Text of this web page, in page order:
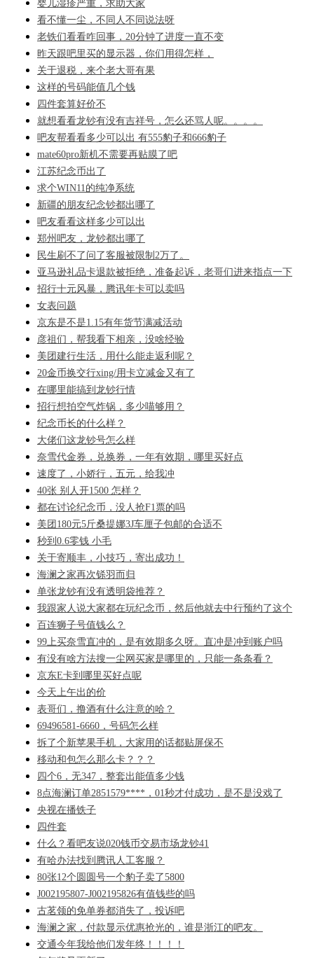
婴儿湿疹严重，求助大家
看不懂一尘，不同人不同说法呀
老铁们看看咋回事，20分钟了进度一直不变
昨天跟吧里买的显示器，你们用得怎样，
关于退税，来个老大哥有果
这样的号码能值几个钱
四件套算好价不
就想看看龙钞有没有吉祥号，怎么还骂人呢。。。。
吧友帮看看多少可以出 有555豹子和666豹子
mate60pro新机不需要再贴膜了吧
江苏纪念币出了
求个WIN11的纯净系统
新疆的朋友纪念钞都出哪了
吧友看看这样多少可以出
郑州吧友，龙钞都出哪了
民生刷不了问了客服被限制2万了。
亚马逊礼品卡退款被拒绝，准备起诉，老哥们进来指点一下
招行十元风暴，腾讯年卡可以卖吗
女表问题
京东是不是1.15有年货节满减活动
彦祖们，帮我看下相亲，没啥经验
美团建行生活，用什么能走返利呢？
20金币换交行xing/用卡立减金又有了
在哪里能搞到龙钞行情
招行想拍空气炸锅，多少喵够用？
纪念币长的什么样？
大佬们这龙钞号怎么样
奈雪代金券，兑换券，一年有效期，哪里买好点
速度了，小娇行，五元，给我冲
40张 别人开1500 怎样？
都在讨论纪念币，没人抢F1票的吗
美团180元5斤桑提娜3J车厘子包邮的合适不
秒到0.6零钱 小毛
关于寄顺丰，小技巧，寄出成功！
海澜之家再次铩羽而归
单张龙钞有没有透明袋推荐？
我跟家人说大家都在玩纪念币，然后他就去中行预约了这个
百连狮子号值钱么？
99上买奈雪直冲的，是有效期多久呀。直冲是冲到账户吗
有没有啥方法搜一尘网买家是哪里的，只能一条条看？
京东E卡到哪里买好点呢
今天上午出的价
表哥们，撸酒有什么注意的哈？
69496581-6660，号码怎么样
拆了个新苹果手机，大家用的话都贴屏保不
移动和包怎么那么卡？？？
四个6，无347，整套出能值多少钱
8点海澜订单2851579****，01秒才付成功，是不是没戏了
央视在播铁子
四件套
什么？看吧友说020钱币交易市场龙钞41
有哈办法找到腾讯人工客服？
80张12个圆圆号一个豹子卖了5800
J002195807-J002195826有值钱些的吗
古茗领的免单券都消失了，投诉吧
海澜之家，付款显示优惠抢光的，谁是浙江的吧友。
交通今年我给他们发年终！！！！